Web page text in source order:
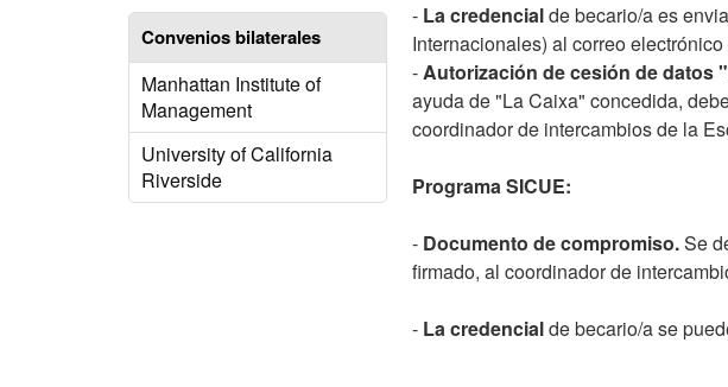
Convenios bilaterales
Manhattan Institute of
Management
University of California
Riverside
- La credencialde becario/a es
Internacionales) al correo
-Autorización de cesión de datos
ayuda de "La Caixa" concedida,
coordinador de intercambios de la
Programa SICUE:
- Documento de compromiso.Se
firmado, al coordinador de
- La credencialde becario/a se